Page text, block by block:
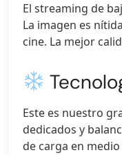
El streaming de
La imagen es
cine. La mejor
Este es nuestro
dedicados y
de carga en